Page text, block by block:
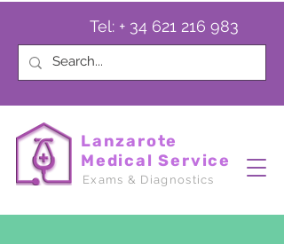
Tel: + 34 621 216 983
Exams & Diagnostics
Lanzarote
Medical Service